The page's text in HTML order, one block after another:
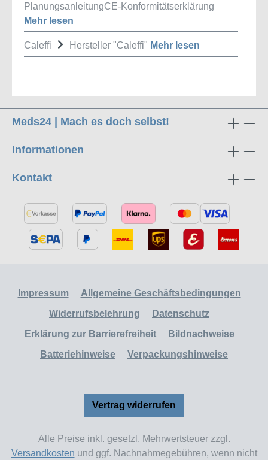
PlanungsanleitungCE-Konformitätserklärung
Mehr lesen
Caleffi Hersteller "Caleffi" Mehr lesen
Meds24 | Mach es doch selbst!
Informationen
Kontakt
Impressum
Allgemeine Geschäftsbedingungen
Widerrufsbelehrung
Datenschutz
Erklärung zur Barrierefreiheit
Bildnachweise
Batteriehinweise
Verpackungshinweise
Vertrag widerrufen
Alle Preise inkl. gesetzl. Mehrwertsteuer zzgl.
Versandkosten und ggf. Nachnahmegebühren, wenn nicht